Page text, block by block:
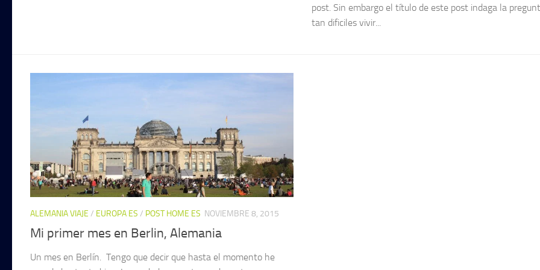
post. Sin embargo el título de este post indaga la
tan dificiles vivir...
ALEMANIA VIAJE / EUROPA ES / POST HOME ES NOVIEMBRE 8, 2015
Mi primer mes en Berlin, Alemania
Un mes en Berlín. Tengo que decir que hasta el momento he